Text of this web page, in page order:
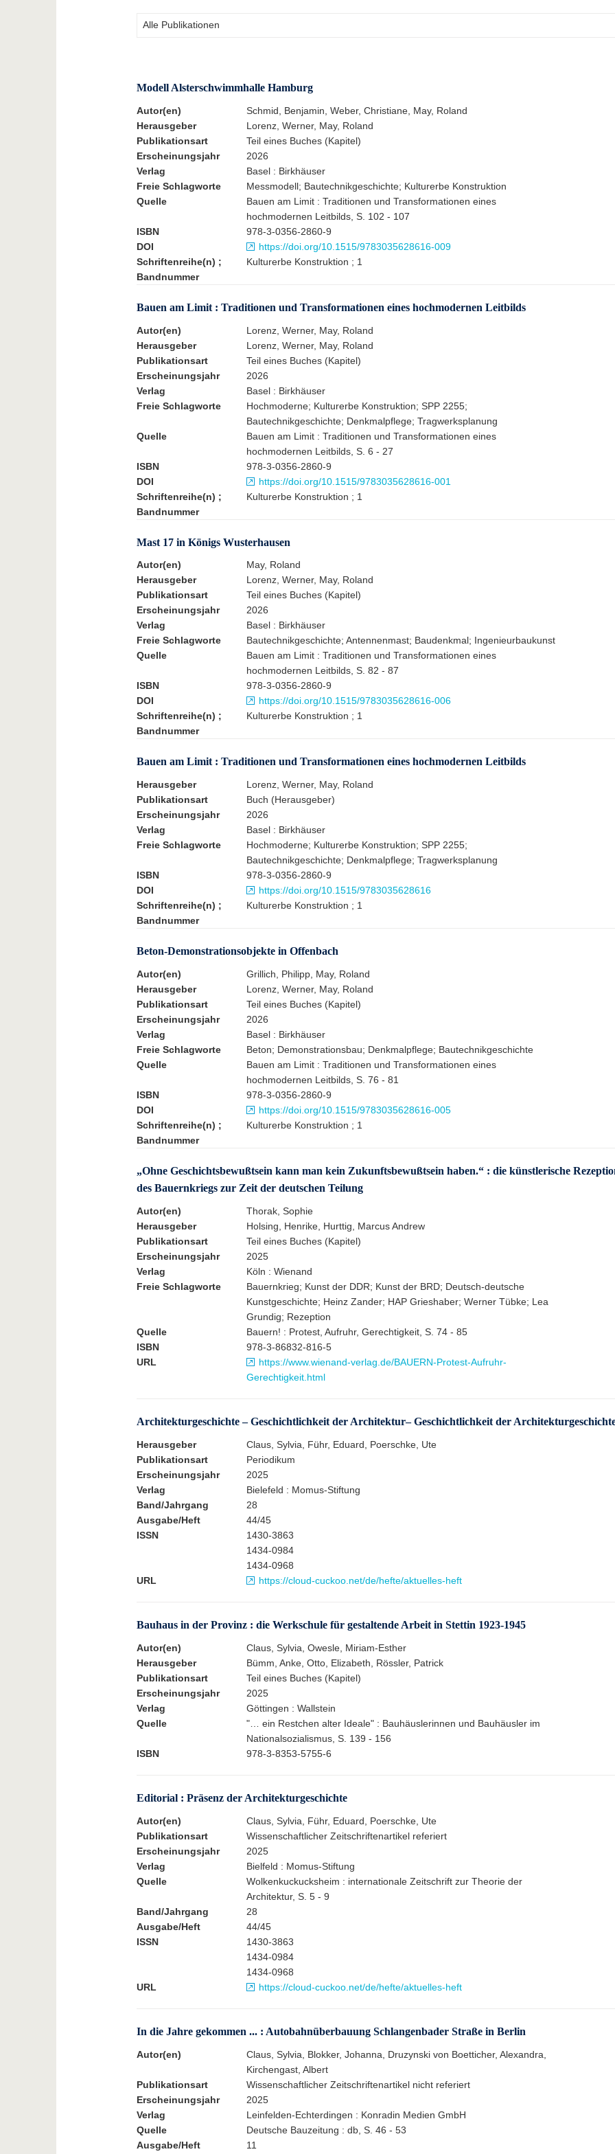
Modell Alsterschwimmhalle Hamburg
Autor(en)
Schmid, Benjamin, Weber, Christiane, May, Roland
Herausgeber
Lorenz, Werner, May, Roland
Publikationsart
Teil eines Buches (Kapitel)
Erscheinungsjahr
2026
Verlag
Basel : Birkhäuser
Freie Schlagworte
Messmodell; Bautechnikgeschichte; Kulturerbe Konstruktion
Quelle
Bauen am Limit : Traditionen und Transformationen eines
hochmodernen Leitbilds, S. 102 - 107
ISBN
978-3-0356-2860-9
DOI
https://doi.org/10.1515/9783035628616-009
Schriftenreihe(n) ;
Bandnummer
Kulturerbe Konstruktion ; 1
Bauen am Limit : Traditionen und Transformationen eines hochmodernen Leitbilds
Autor(en)
Lorenz, Werner, May, Roland
Herausgeber
Lorenz, Werner, May, Roland
Publikationsart
Teil eines Buches (Kapitel)
Erscheinungsjahr
2026
Verlag
Basel : Birkhäuser
Freie Schlagworte
Hochmoderne; Kulturerbe Konstruktion; SPP 2255;
Bautechnikgeschichte; Denkmalpflege; Tragwerksplanung
Quelle
Bauen am Limit : Traditionen und Transformationen eines
hochmodernen Leitbilds, S. 6 - 27
ISBN
978-3-0356-2860-9
DOI
https://doi.org/10.1515/9783035628616-001
Schriftenreihe(n) ;
Bandnummer
Kulturerbe Konstruktion ; 1
Mast 17 in Königs Wusterhausen
Autor(en)
May, Roland
Herausgeber
Lorenz, Werner, May, Roland
Publikationsart
Teil eines Buches (Kapitel)
Erscheinungsjahr
2026
Verlag
Basel : Birkhäuser
Freie Schlagworte
Bautechnikgeschichte; Antennenmast; Baudenkmal; Ingenieurbaukunst
Quelle
Bauen am Limit : Traditionen und Transformationen eines
hochmodernen Leitbilds, S. 82 - 87
ISBN
978-3-0356-2860-9
DOI
https://doi.org/10.1515/9783035628616-006
Schriftenreihe(n) ;
Bandnummer
Kulturerbe Konstruktion ; 1
Bauen am Limit : Traditionen und Transformationen eines hochmodernen Leitbilds
Herausgeber
Lorenz, Werner, May, Roland
Publikationsart
Buch (Herausgeber)
Erscheinungsjahr
2026
Verlag
Basel : Birkhäuser
Freie Schlagworte
Hochmoderne; Kulturerbe Konstruktion; SPP 2255;
Bautechnikgeschichte; Denkmalpflege; Tragwerksplanung
ISBN
978-3-0356-2860-9
DOI
https://doi.org/10.1515/9783035628616
Schriftenreihe(n) ;
Bandnummer
Kulturerbe Konstruktion ; 1
Beton-Demonstrationsobjekte in Offenbach
Autor(en)
Grillich, Philipp, May, Roland
Herausgeber
Lorenz, Werner, May, Roland
Publikationsart
Teil eines Buches (Kapitel)
Erscheinungsjahr
2026
Verlag
Basel : Birkhäuser
Freie Schlagworte
Beton; Demonstrationsbau; Denkmalpflege; Bautechnikgeschichte
Quelle
Bauen am Limit : Traditionen und Transformationen eines
hochmodernen Leitbilds, S. 76 - 81
ISBN
978-3-0356-2860-9
DOI
https://doi.org/10.1515/9783035628616-005
Schriftenreihe(n) ;
Bandnummer
Kulturerbe Konstruktion ; 1
„Ohne Geschichtsbewußtsein kann man kein Zukunftsbewußtsein haben.“ : die künstlerische
des Bauernkriegs zur Zeit der deutschen Teilung
Autor(en)
Thorak, Sophie
Herausgeber
Holsing, Henrike, Hurttig, Marcus Andrew
Publikationsart
Teil eines Buches (Kapitel)
Erscheinungsjahr
2025
Verlag
Köln : Wienand
Freie Schlagworte
Bauernkrieg; Kunst der DDR; Kunst der BRD; Deutsch-deutsche
Kunstgeschichte; Heinz Zander; HAP Grieshaber; Werner Tübke; Lea
Grundig; Rezeption
Quelle
Bauern! : Protest, Aufruhr, Gerechtigkeit, S. 74 - 85
ISBN
978-3-86832-816-5
URL
https://www.wienand-verlag.de/BAUERN-Protest-Aufruhr-
Gerechtigkeit.html
Architekturgeschichte – Geschichtlichkeit der Architektur– Geschichtlichkeit der
Herausgeber
Claus, Sylvia, Führ, Eduard, Poerschke, Ute
Publikationsart
Periodikum
Erscheinungsjahr
2025
Verlag
Bielefeld : Momus-Stiftung
Band/Jahrgang
28
Ausgabe/Heft
44/45
ISSN
1430-3863
1434-0984
1434-0968
URL
https://cloud-cuckoo.net/de/hefte/aktuelles-heft
Bauhaus in der Provinz : die Werkschule für gestaltende Arbeit in Stettin 1923-1945
Autor(en)
Claus, Sylvia, Owesle, Miriam-Esther
Herausgeber
Bümm, Anke, Otto, Elizabeth, Rössler, Patrick
Publikationsart
Teil eines Buches (Kapitel)
Erscheinungsjahr
2025
Verlag
Göttingen : Wallstein
Quelle
"… ein Restchen alter Ideale" : Bauhäuslerinnen und Bauhäusler im
Nationalsozialismus, S. 139 - 156
ISBN
978-3-8353-5755-6
Editorial : Präsenz der Architekturgeschichte
Autor(en)
Claus, Sylvia, Führ, Eduard, Poerschke, Ute
Publikationsart
Wissenschaftlicher Zeitschriftenartikel referiert
Erscheinungsjahr
2025
Verlag
Bielfeld : Momus-Stiftung
Quelle
Wolkenkuckucksheim : internationale Zeitschrift zur Theorie der
Architektur, S. 5 - 9
Band/Jahrgang
28
Ausgabe/Heft
44/45
ISSN
1430-3863
1434-0984
1434-0968
URL
https://cloud-cuckoo.net/de/hefte/aktuelles-heft
In die Jahre gekommen ... : Autobahnüberbauung Schlangenbader Straße in Berlin
Autor(en)
Claus, Sylvia, Blokker, Johanna, Druzynski von Boetticher, Alexandra,
Kirchengast, Albert
Publikationsart
Wissenschaftlicher Zeitschriftenartikel nicht referiert
Erscheinungsjahr
2025
Verlag
Leinfelden-Echterdingen : Konradin Medien GmbH
Quelle
Deutsche Bauzeitung : db, S. 46 - 53
Ausgabe/Heft
11